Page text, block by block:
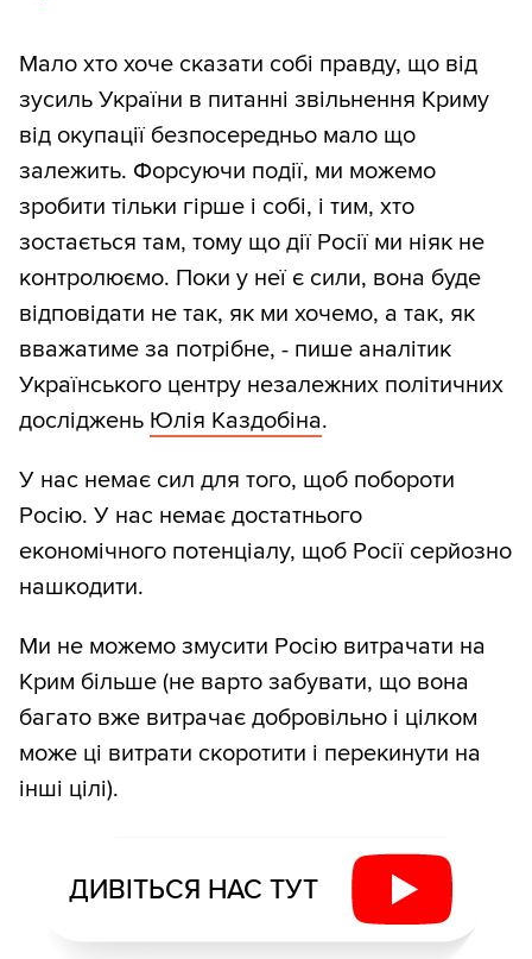
Мало хто хоче сказати собі правду, що від
зусиль України в питанні звільнення Криму
від окупації безпосередньо мало що
залежить. Форсуючи події, ми можемо
зробити тільки гірше і собі, і тим, хто
зостається там, тому що дії Росії ми ніяк не
контролюємо. Поки у неї є сили, вона буде
відповідати не так, як ми хочемо, а так, як
вважатиме за потрібне, - пише аналітик
Українського центру незалежних політичних
досліджень Юлія Каздобіна.
У нас немає сил для того, щоб побороти
Росію. У нас немає достатнього
економічного потенціалу, щоб Росії серйозно
нашкодити.
Ми не можемо змусити Росію витрачати на
Крим більше (не варто забувати, що вона
багато вже витрачає добровільно і цілком
може ці витрати скоротити і перекинути на
інші цілі).
ДИВІТЬСЯ НАС ТУТ